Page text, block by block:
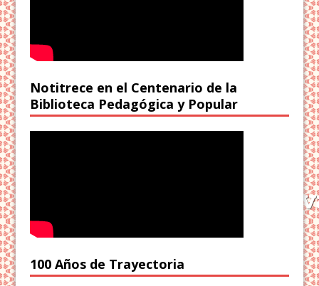
Notitrece en el Centenario de la
Biblioteca Pedagógica y Popular
100 Años de Trayectoria